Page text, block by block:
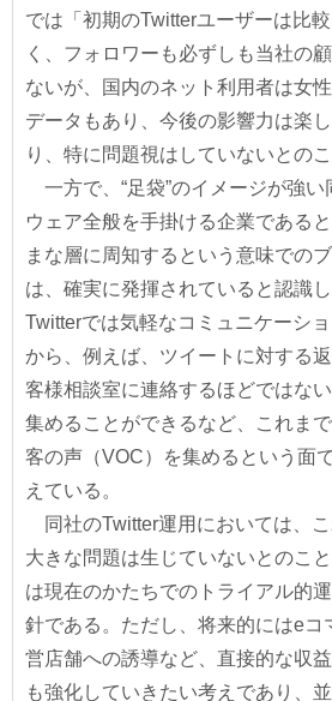
では「初期のTwitterユーザーは比
く、フォロワーも必ずしも当社の
ないが、国内のネット利用者は女
データもあり、今後の影響力は楽
り、特に問題視はしていないとのこ
一方で、“足袋”のイメージが強
ウェア全般を手掛ける企業である
まな層に周知するという意味での
は、確実に発揮されていると認識し
Twitterでは気軽なコミュニケーシ
から、例えば、ツイートに対する
客様相談室に連絡するほどではな
集めることができるなど、これま
客の声（VOC）を集めるという面
えている。
同社のTwitter運用においては、
大きな問題は生じていないとのこ
は現在のかたちでのトライアル的
針である。ただし、将来的にはeコ
営店舗への誘導など、直接的な収
も強化していきたい考えであり、